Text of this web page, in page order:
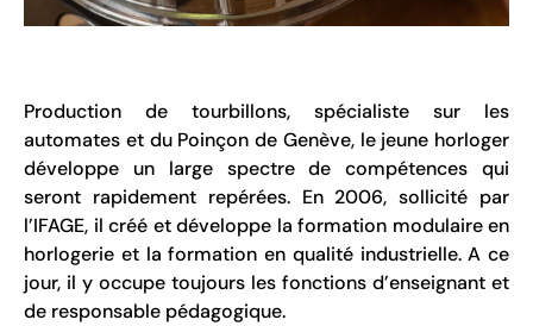
Production de tourbillons, spécialiste sur les
automates et du Poinçon de Genève, le jeune horloger
développe un large spectre de compétences qui
seront rapidement repérées. En 2006, sollicité par
l’IFAGE, il créé et développe la formation modulaire en
horlogerie et la formation en qualité industrielle. A ce
jour, il y occupe toujours les fonctions d’enseignant et
de responsable pédagogique.